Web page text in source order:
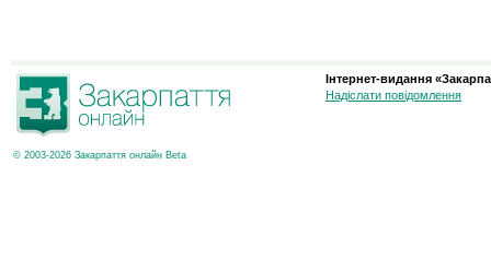
© 2003-2026 Закарпаття онлайн Beta
Інтернет-видання
Надіслати повідомлення